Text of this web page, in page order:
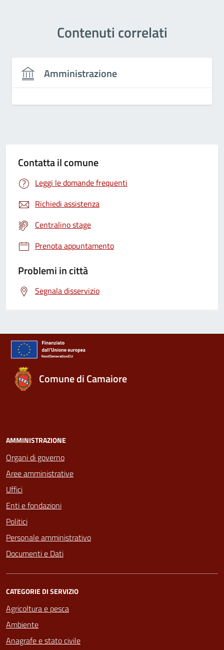
Contenuti correlati
Amministrazione
Contatta il comune
Leggi le domande frequenti
Richiedi assistenza
Centralino stage
Prenota appuntamento
Problemi in città
Segnala disservizio
Comune di Camaiore
AMMINISTRAZIONE
Organi di governo
Aree amministrative
Uffici
Enti e fondazioni
Politici
Personale amministrativo
Documenti e Dati
CATEGORIE DI SERVIZIO
Agricoltura e pesca
Ambiente
Anagrafe e stato civile